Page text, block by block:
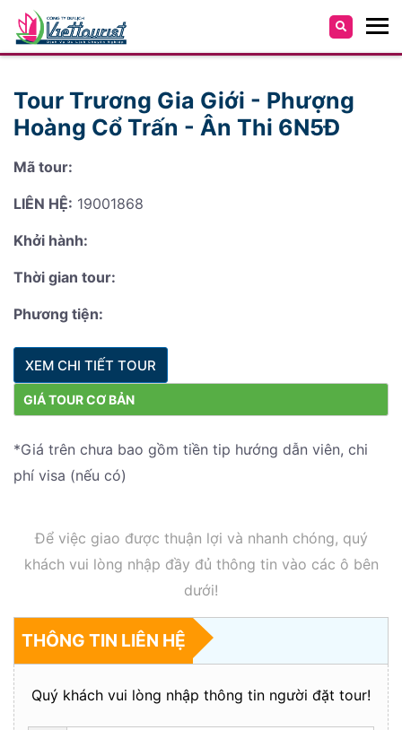
Tour Trương Gia Giới - Phượng
Hoàng Cổ Trấn - Ân Thi 6N5Đ
Mã tour:
LIÊN HỆ: 19001868
Khởi hành:
Thời gian tour:
Phương tiện:
XEM CHI TIẾT TOUR
GIÁ TOUR CƠ BẢN
*Giá trên chưa bao gồm tiền tip hướng dẫn viên, chi
phí visa (nếu có)
Để việc giao được thuận lợi và nhanh chóng, quý
khách vui lòng nhập đầy đủ thông tin vào các ô bên
dưới!
THÔNG TIN LIÊN HỆ
Quý khách vui lòng nhập thông tin người đặt tour!